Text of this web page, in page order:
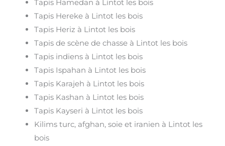
Tapis Hamedan à Lintot les bois
Tapis Hereke à Lintot les bois
Tapis Heriz à Lintot les bois
Tapis de scène de chasse à Lintot les bois
Tapis indiens à Lintot les bois
Tapis Ispahan à Lintot les bois
Tapis Karajeh à Lintot les bois
Tapis Kashan à Lintot les bois
Tapis Kayseri à Lintot les bois
Kilims turc, afghan, soie et iranien à Lintot les
bois